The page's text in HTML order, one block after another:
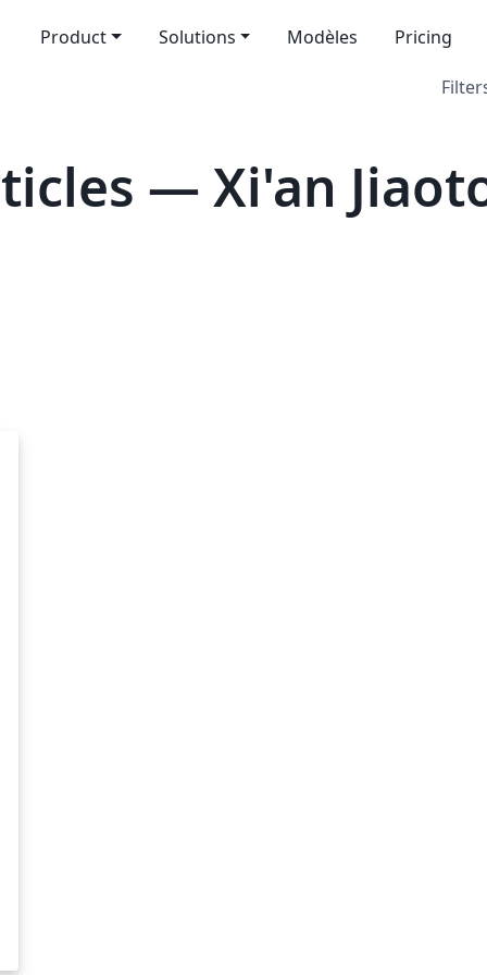
Product Solutions Modèles Pricing
— Xi'an